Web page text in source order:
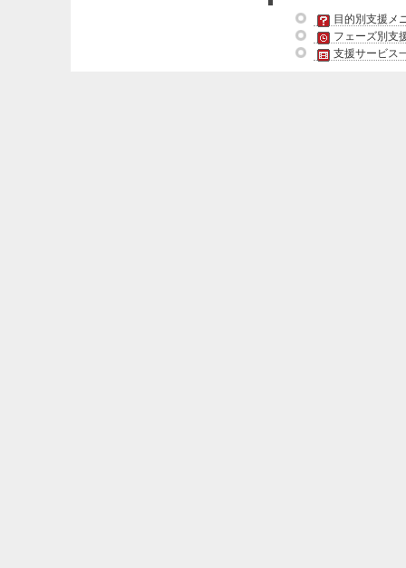
目的別支援メ
フェーズ別支
支援サービス